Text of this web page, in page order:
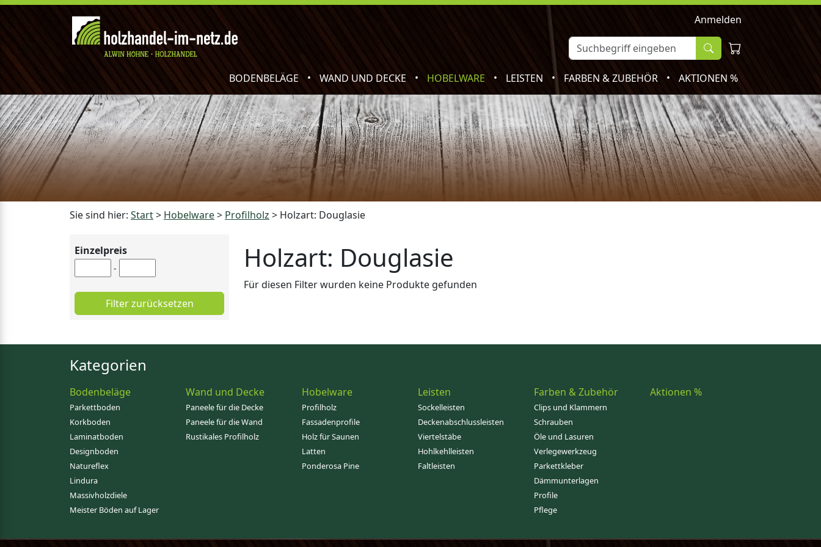
Anmelden
BODENBELÄGE • WAND UND DECKE • HOBELWARE • LEISTEN • FARBEN & ZUBEHÖR • AKTIONEN %
Sie sind hier: Start> Hobelware> Profilholz > Holzart: Douglasie
Einzelpreis
-
Filter zurücksetzen
Holzart: Douglasie
Für diesen Filter wurden keine Produkte gefunden
Kategorien
Bodenbeläge
Parkettboden
Korkboden
Laminatboden
Designboden
Natureflex
Lindura
Massivholzdiele
Meister Böden auf Lager
Wand und Decke
Paneele für die Decke
Paneele für die Wand
Rustikales Profilholz
Hobelware
Profilholz
Fassadenprofile
Holz für Saunen
Latten
Ponderosa Pine
Leisten
Sockelleisten
Deckenabschlussleisten
Viertelstäbe
Hohlkehlleisten
Faltleisten
Farben & Zubehör
Clips und Klammern
Schrauben
Öle und Lasuren
Verlegewerkzeug
Parkettkleber
Dämmunterlagen
Profile
Pflege
Aktionen %